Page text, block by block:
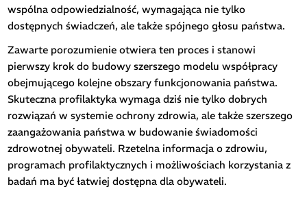
wspólna odpowiedzialność, wymagająca nie tylko
dostępnych świadczeń, ale także spójnego głosu państwa.
Zawarte porozumienie otwiera ten proces i stanowi
pierwszy krok do budowy szerszego modelu współpracy
obejmującego kolejne obszary funkcjonowania państwa.
Skuteczna profilaktyka wymaga dziś nie tylko dobrych
rozwiązań w systemie ochrony zdrowia, ale także szerszego
zaangażowania państwa w budowanie świadomości
zdrowotnej obywateli. Rzetelna informacja o zdrowiu,
programach profilaktycznych i możliwościach korzystania z
badań ma być łatwiej dostępna dla obywateli.